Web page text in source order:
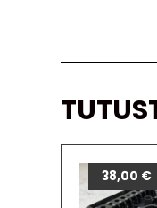
38,00 €